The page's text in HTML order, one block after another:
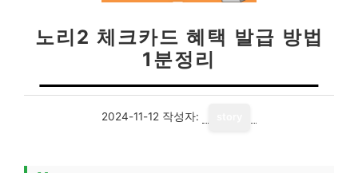
노리2 체크카드 혜택 발급 방법
1분정리
2024-11-12 작성자: